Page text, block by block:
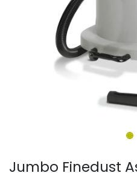
Jumbo Finedust